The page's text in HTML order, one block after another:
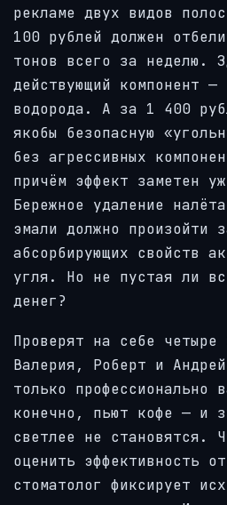
рекламе двух видов
100 рублей должен
тонов всего за неделю.
действующий компонент —
водорода. А за 1 400
якобы безопасную
без агрессивных
причём эффект заметен
Бережное удаление
эмали должно произойти
абсорбирующих свойств
угля. Но не пустая ли
денег?
Проверят на себе четыре
Валерия, Роберт и
только профессионально
конечно, пьют кофе — и
светлее не становятся.
оценить эффективность
стоматолог фиксирует